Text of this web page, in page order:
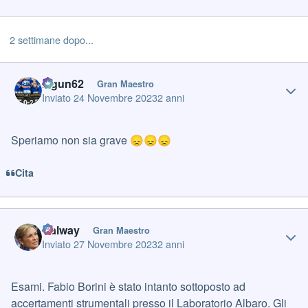
2 settimane dopo...
Iagun62 Gran Maestro
Inviato24 Novembre 20232 anni
Speriamo non sia grave 😞😞😞
Cita
Galway Gran Maestro
Inviato27 Novembre 20232 anni
Esami. Fabio Borini è stato intanto sottoposto ad
accertamenti strumentali presso il Laboratorio Albaro. Gli